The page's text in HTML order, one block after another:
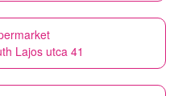
Lajos utca 41